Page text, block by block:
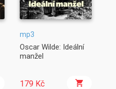
mp3
Oscar Wilde: Ideální
manžel
179 Kč